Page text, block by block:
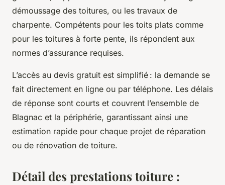
démoussage des toitures, ou les travaux de
charpente. Compétents pour les toits plats comme
pour les toitures à forte pente, ils répondent aux
normes d’assurance requises.
L’accès au devis gratuit est simplifié : la demande se
fait directement en ligne ou par téléphone. Les délais
de réponse sont courts et couvrent l’ensemble de
Blagnac et la périphérie, garantissant ainsi une
estimation rapide pour chaque projet de réparation
ou de rénovation de toiture.
Détail des prestations toiture :